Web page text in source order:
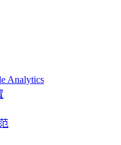
Analytics